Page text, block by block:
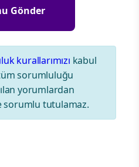
kurallarımızı kabul
sorumluluğu
yorumlardan
sorumlu tutulamaz.